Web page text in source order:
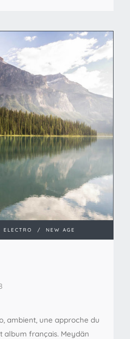
ELECTRO / NEW AGE
ambient, une approche du
album français. Meydän